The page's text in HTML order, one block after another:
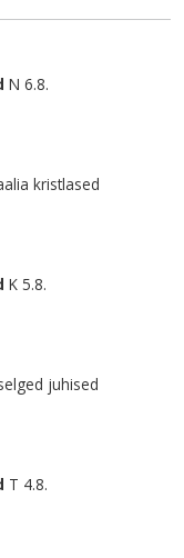
N 6.8.
kristlased
K 5.8.
juhised
T 4.8.